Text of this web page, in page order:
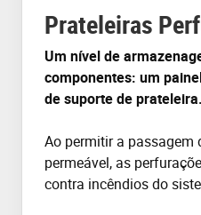
Prateleiras
Um nível de
componentes: um
de suporte de prateleira.
Ao permitir a passagem
permeável, as
contra incêndios do